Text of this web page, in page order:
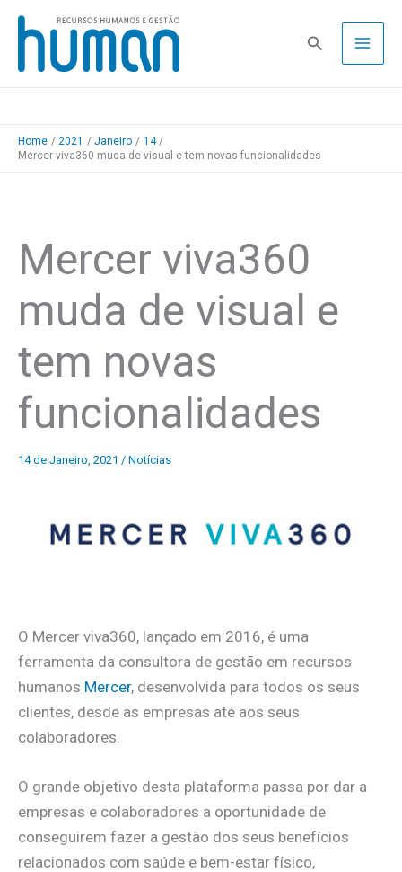
Skip
content
Pesquisa
Home 2021 Janeiro
14
Mercer viva360 muda de visual e tem novas funcionalidades
Mercer viva360
muda de visual e
tem novas
funcionalidades
14 de Janeiro, 2021 / Notícias
O Mercer viva360, lançado em 2016, é uma
ferramenta da consultora de gestão em recursos
humanos Mercer, desenvolvida para todos os seus
clientes, desde as empresas até aos seus
colaboradores.
O grande objetivo desta plataforma passa por dar a
empresas e colaboradores a oportunidade de
conseguirem fazer a gestão dos seus benefícios
relacionados com saúde e bem-estar físico,